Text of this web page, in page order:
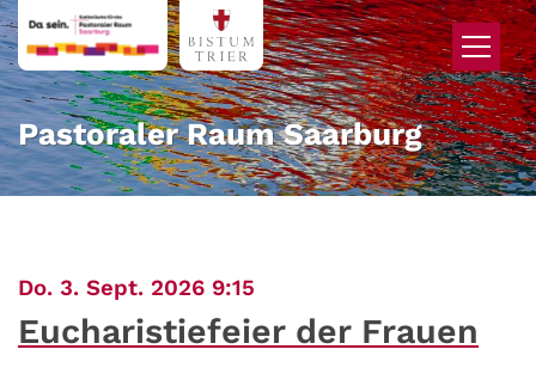
Zum Inhalt springen
Pastoraler Raum Saarburg
Do. 3. Sept. 2026 9:15
Eucharistiefeier der Frauen